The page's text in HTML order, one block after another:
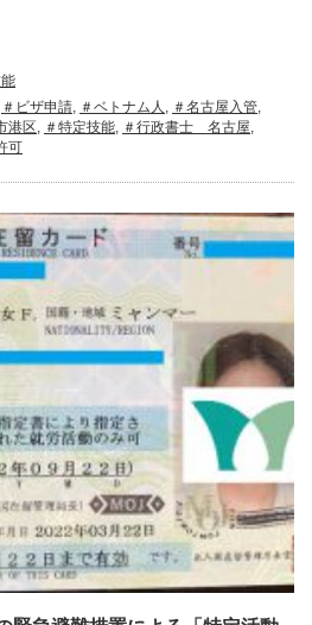
＃ビザ申請 ＃ベトナム人 ＃名古屋入管
港区 ＃特定技能 ＃行政書士 名古屋
可